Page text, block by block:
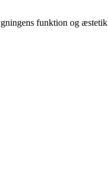
funktion og æstetik